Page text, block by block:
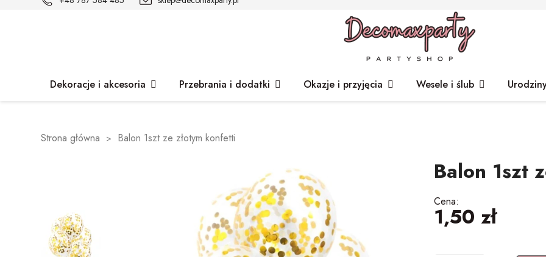
Dekoracje i akcesoria Przebrania i dodatki Okazje i przyjęcia Wesele i ślub
Strona główna Balon 1szt ze złotym konfetti
Balon 1szt
Cena:
1,50 zł